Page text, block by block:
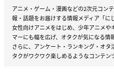
アニメ・ゲーム・漫画などの2次元コン
報・話題をお届けする情報メディア「に
女性向けアニメをはじめ、少年アニメ
マーにも幅を広げ、オタクが気になる情
さらに、アンケート・ランキング・オ
タクがワクワク楽しめるようなコンテン